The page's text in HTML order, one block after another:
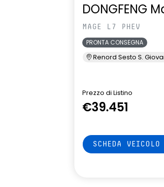
DONGFENG
MAGE L7 PHEV
PRONTA CONSEGNA
Renord Sesto S.
Prezzo di Listino
€39.451
SCHEDA VEICOLO